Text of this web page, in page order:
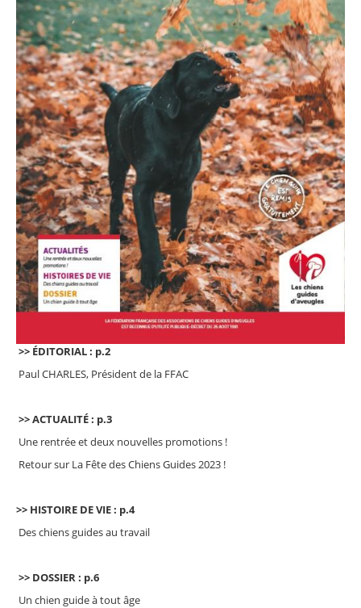
>> ÉDITORIAL : p.2
Paul CHARLES, Président de la FFAC
>> ACTUALITÉ : p.3
Une rentrée et deux nouvelles promotions !
Retour sur La Fête des Chiens Guides 2023 !
>> HISTOIRE DE VIE : p.4
Des chiens guides au travail
>> DOSSIER : p.6
Un chien guide à tout âge